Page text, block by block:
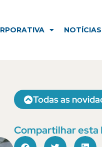
NOTÍCIAS
Todas as
Compartilhar esta